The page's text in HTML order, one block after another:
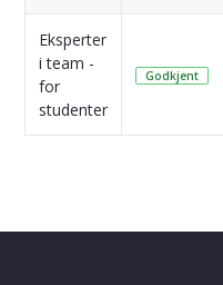
Eksperter
i team -
for
studenter
Godkjent